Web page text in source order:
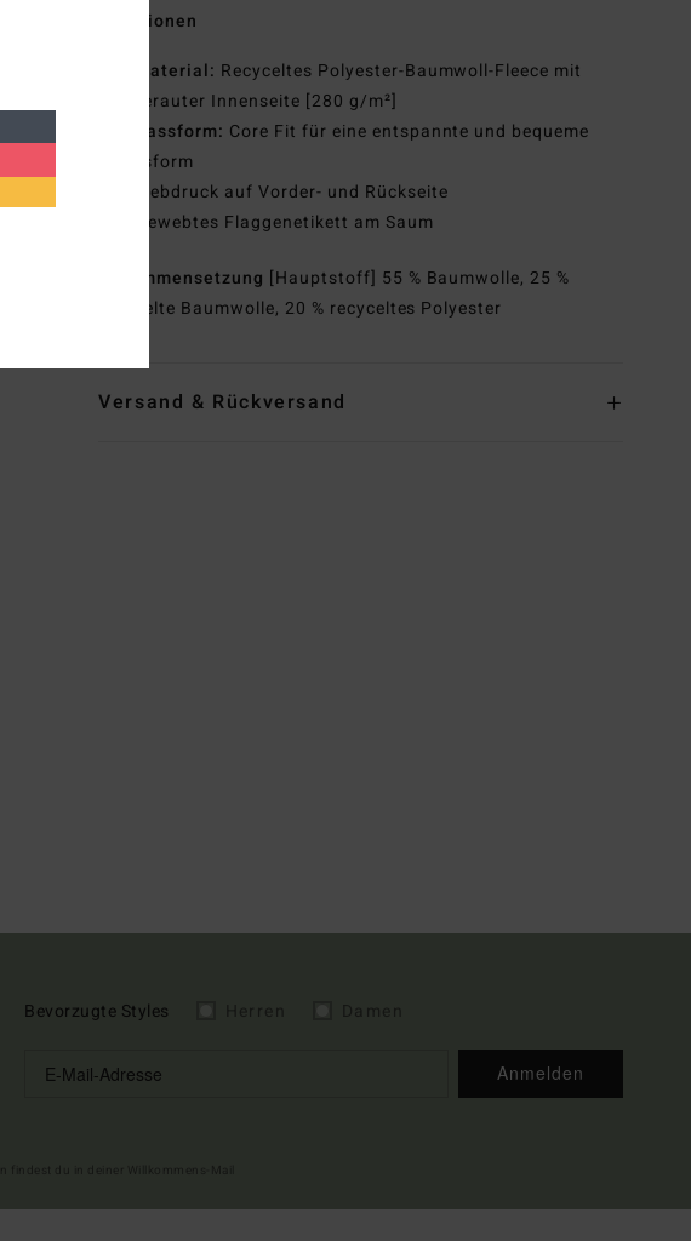
Funktionen
Material: Recyceltes Polyester-Baumwoll-Fleece mit
angerauter Innenseite [280 g/m²]
Passform: Core Fit für eine entspannte und bequeme
Passform
Siebdruck auf Vorder- und Rückseite
Gewebtes Flaggenetikett am Saum
Zusammensetzung [Hauptstoff] 55 % Baumwolle, 25 %
recycelte Baumwolle, 20 % recyceltes Polyester
Versand & Rückversand
Bevorzugte Styles
Anmelden